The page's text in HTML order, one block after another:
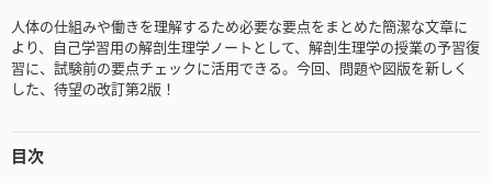
人体の仕組みや働きを理解するため必要な要点をまとめた簡潔な文章に
より、自己学習用の解剖生理学ノートとして、解剖生理学の授業の予習復
習に、試験前の要点チェックに活用できる。今回、問題や図版を新しく
した、待望の改訂第2版！
目次